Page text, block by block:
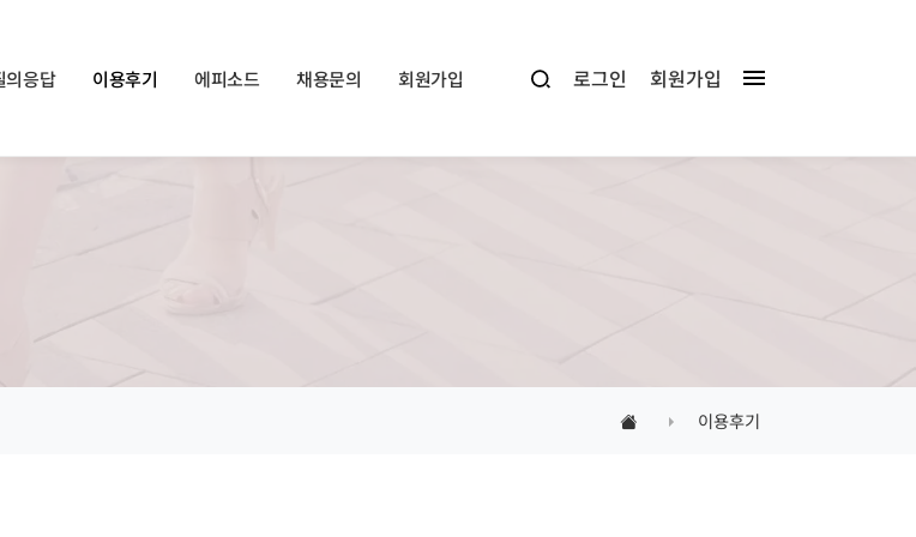
의응답 이용후기 에피소드 채용문의 회원가입 로그인 회원가입
이용후기